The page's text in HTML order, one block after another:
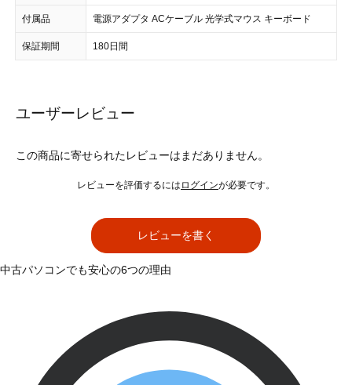
付属品 電源アダプタ ACケーブル 光学式マウス キーボード
保証期間 180日間
ユーザーレビュー
この商品に寄せられたレビューはまだありません。
レビューを評価するには ログインが必要です。
レビューを書く
中古パソコンでも安心の6つの理由